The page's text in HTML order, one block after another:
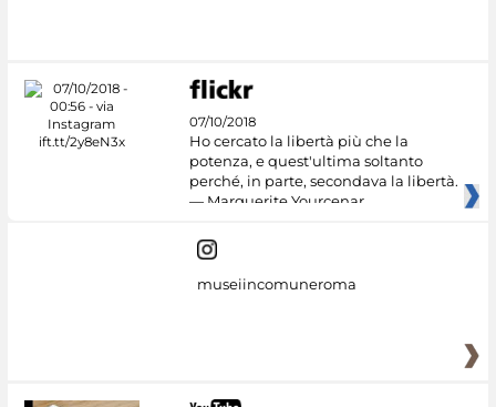
07/10/2018
Ho cercato la libertà più che la
potenza, e quest'ultima soltanto
perché, in parte, secondava la libertà.
— Marguerite Yourcenar
museiincomuneroma